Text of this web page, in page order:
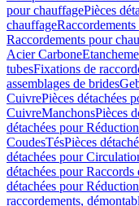
pour chauffagePièces
chauffage
Raccordements pour
Acier Carbone
tubesFixations de
assemblages de brides
CuivrePièces détachées
CuivreManchonsPièces
détachées pour
CoudesTésPièces
détachées pour
détachées pour Raccords
détachées pour
raccordements,